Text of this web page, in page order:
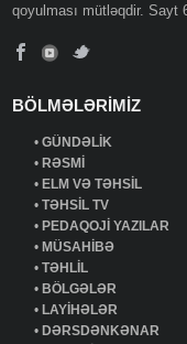
qoyulması mütləqdir. Sayt
BÖLMƏLƏRİMİZ
•GÜNDƏLİK
•RƏSMİ
•ELM VƏ TƏHSİL
•TƏHSİL TV
•PEDAQOJİ YAZILAR
•MÜSAHİBƏ
•TƏHLİL
•BÖLGƏLƏR
•LAYİHƏLƏR
•DƏRSDƏNKƏNAR